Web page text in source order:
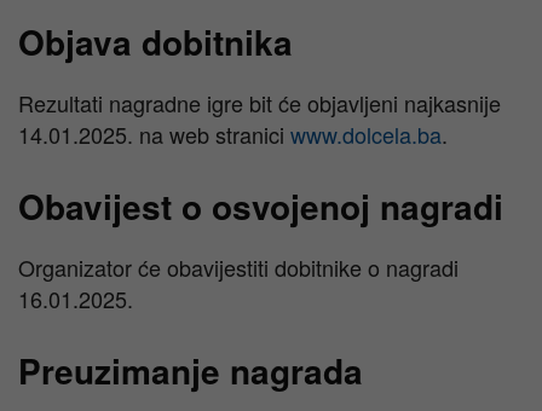
Objava dobitnika
Rezultati nagradne igre bit će objavljeni najkasnije
14.01.2025. na web stranici www.dolcela.ba.
Obavijest o osvojenoj nagradi
Organizator će obavijestiti dobitnike o nagradi
16.01.2025.
Preuzimanje nagrada